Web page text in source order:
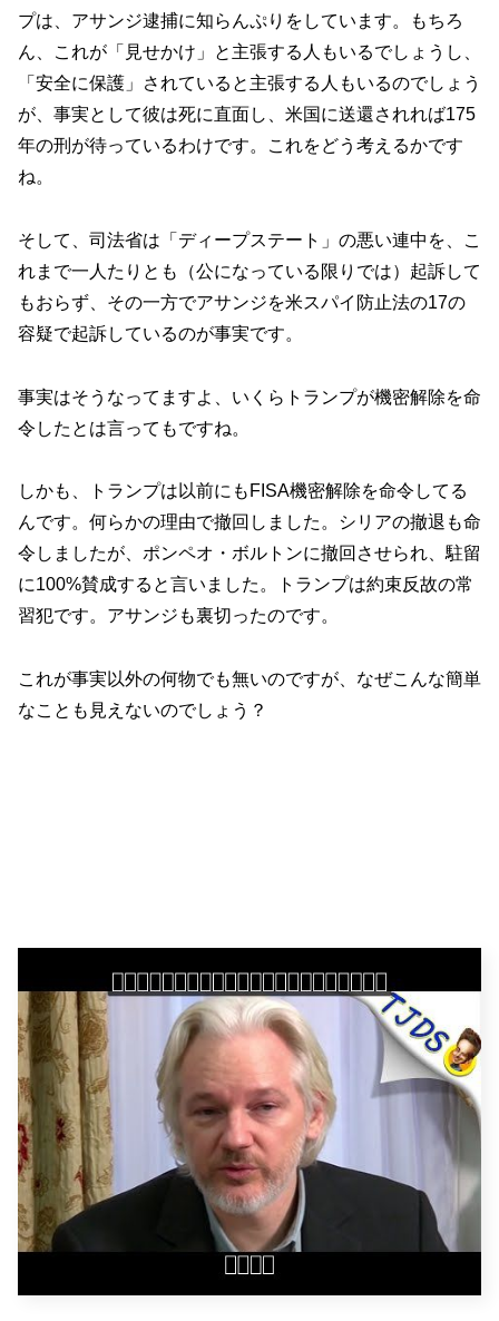
プは、アサンジ逮捕に知らんぷりをしています。もちろ
ん、これが「見せかけ」と主張する人もいるでしょうし、
「安全に保護」されていると主張する人もいるのでしょう
が、事実として彼は死に直面し、米国に送還されれば175
年の刑が待っているわけです。これをどう考えるかです
ね。
そして、司法省は「ディープステート」の悪い連中を、こ
れまで一人たりとも（公になっている限りでは）起訴して
もおらず、その一方でアサンジを米スパイ防止法の17の
容疑で起訴しているのが事実です。
事実はそうなってますよ、いくらトランプが機密解除を命
令したとは言ってもですね。
しかも、トランプは以前にもFISA機密解除を命令してる
んです。何らかの理由で撤回しました。シリアの撤退も命
令しましたが、ポンペオ・ボルトンに撤回させられ、駐留
に100%賛成すると言いました。トランプは約束反故の常
習犯です。アサンジも裏切ったのです。
これが事実以外の何物でも無いのですが、なぜこんな簡単
なことも見えないのでしょう？